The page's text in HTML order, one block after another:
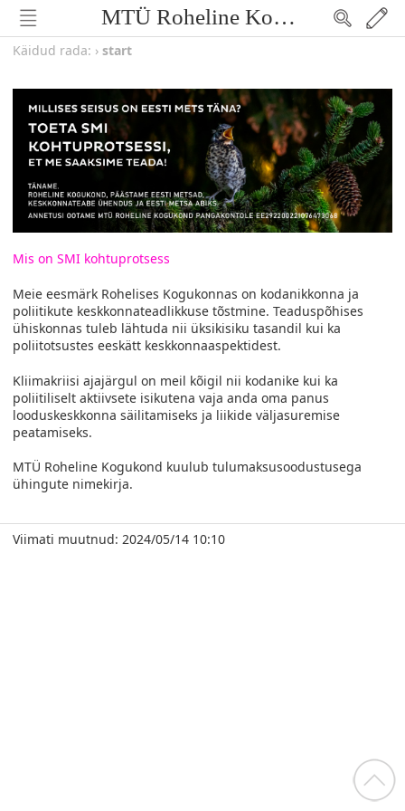
MTÜ Roheline Kogukond
Käidud rada: › start
Mis on SMI kohtuprotsess
Meie eesmärk Rohelises Kogukonnas on kodanikkonna ja
poliitikute keskkonnateadlikkuse tõstmine. Teaduspõhises
ühiskonnas tuleb lähtuda nii üksikisiku tasandil kui ka
poliitotsustes eeskätt keskkonnaaspektidest.
Kliimakriisi ajajärgul on meil kõigil nii kodanike kui ka
poliitiliselt aktiivsete isikutena vaja anda oma panus
looduskeskkonna säilitamiseks ja liikide väljasuremise
peatamiseks.
MTÜ Roheline Kogukond kuulub tulumaksusoodustusega
ühingute nimekirja.
Viimati muutnud: 2024/05/14 10:10